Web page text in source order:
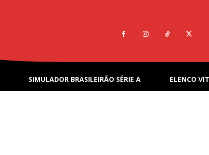
SIMULADOR BRASILEIRÃO SÉRIE A ELENCO